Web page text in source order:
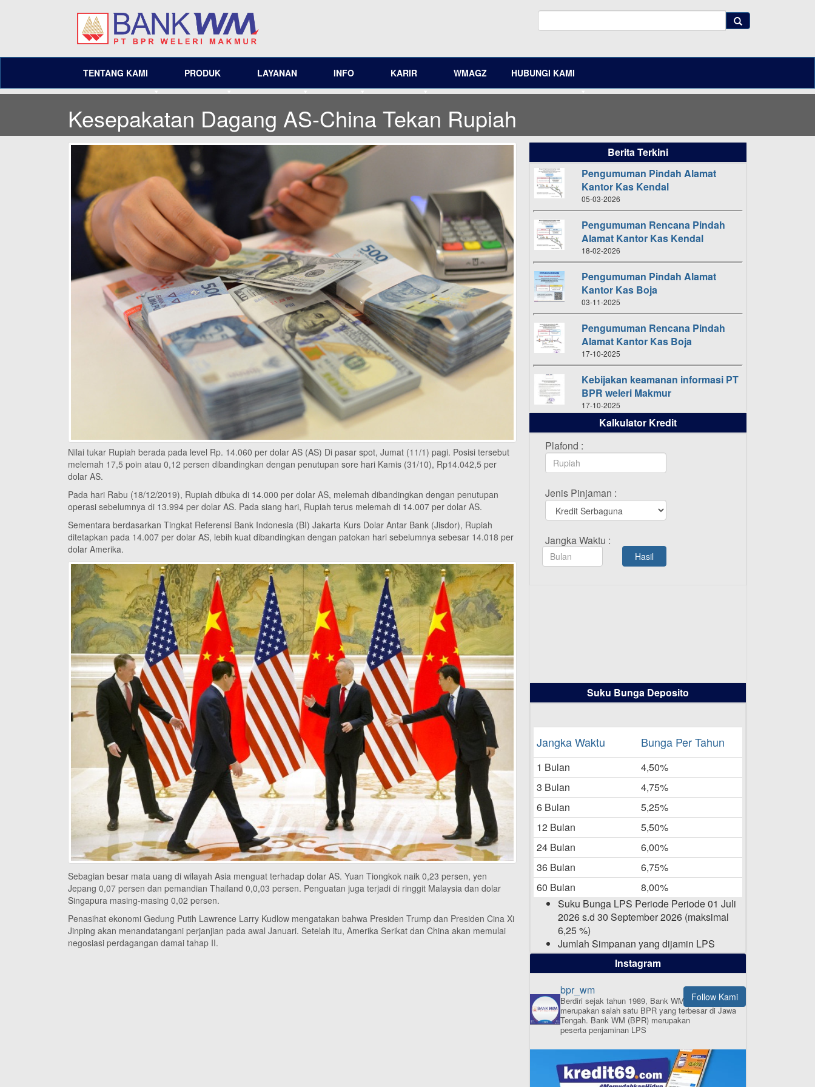
TENTANG KAMI PRODUK LAYANAN INFO KARIR WMAGZ HUBUNGI KAMI
Kesepakatan Dagang AS-China Tekan Rupiah
Nilai tukar Rupiah berada pada level Rp. 14.060 per dolar AS (AS) Di pasar spot, Jumat (11/1) pagi. Posisi tersebut
melemah 17,5 poin atau 0,12 persen dibandingkan dengan penutupan sore hari Kamis (31/10), Rp14.042,5 per
dolar AS.
Pada hari Rabu (18/12/2019), Rupiah dibuka di 14.000 per dolar AS, melemah dibandingkan dengan penutupan
operasi sebelumnya di 13.994 per dolar AS. Pada siang hari, Rupiah terus melemah di 14.007 per dolar AS.
Sementara berdasarkan Tingkat Referensi Bank Indonesia (BI) Jakarta Kurs Dolar Antar Bank (Jisdor), Rupiah
ditetapkan pada 14.007 per dolar AS, lebih kuat dibandingkan dengan patokan hari sebelumnya sebesar 14.018 per
dolar Amerika.
Sebagian besar mata uang di wilayah Asia menguat terhadap dolar AS. Yuan Tiongkok naik 0,23 persen, yen
Jepang 0,07 persen dan pemandian Thailand 0,0,03 persen. Penguatan juga terjadi di ringgit Malaysia dan dolar
Singapura masing-masing 0,02 persen.
Penasihat ekonomi Gedung Putih Lawrence Larry Kudlow mengatakan bahwa Presiden Trump dan Presiden Cina Xi
Jinping akan menandatangani perjanjian pada awal Januari. Setelah itu, Amerika Serikat dan China akan memulai
negosiasi perdagangan damai tahap II.
Berita Terkini
Pengumuman Pindah Alamat
Kantor Kas Kendal
05-03-2026
Pengumuman Rencana Pindah
Alamat Kantor Kas Kendal
18-02-2026
Pengumuman Pindah Alamat
Kantor Kas Boja
03-11-2025
Pengumuman Rencana Pindah
Alamat Kantor Kas Boja
17-10-2025
Kebijakan keamanan informasi PT
BPR weleri Makmur
17-10-2025
Daftar Pemenang Undian
TAMASHA Bulan Oktober 2025
16-10-2025
TAMASHA Bulan September 2025
20-09-2025
Daftar Pemenang Undian
TAMASHA Bulan Agustus 2025
Daftar Pemenang Undian
16-06-2025
Daftar Pemenang Undian
TAMASHA Bulan Mei 2025
20-05-2025
Laporan Keuangan Berkelanjutan
06-05-2025
Daftar Pemenang Undian
TAMASHA Bulan April 2025
Pengumuman Nama Baru
Perusahaan
03-03-2025
Kalkulator Kredit
Plafond :
Jenis Pinjaman :
Jangka Waktu :
Hasil
Suku Bunga Deposito
Jangka Waktu Bunga Per Tahun
1 Bulan
4,50%
3 Bulan
4,75%
6 Bulan
5,25%
12 Bulan
5,50%
24 Bulan
6,00%
36 Bulan
6,75%
60 Bulan
8,00%
Suku Bunga LPS Periode Periode 01 Juli
2026 s.d 30 September 2026 (maksimal
6,25 %)
Jumlah Simpanan yang dijamin LPS
maksimal sampai dengan 2 Milyar Rupiah
per nasabah dalam satu bank
ISI APLIKASI SEKARANG
Instagram
Follow Kami
bpr_wm
Berdiri sejak tahun 1989, Bank WM (BPR)
merupakan salah satu BPR yang terbesar di Jawa
Tengah. Bank WM (BPR) merupakan
peserta penjaminan LPS